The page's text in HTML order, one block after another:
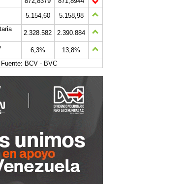
5.154,60
5.158,98
2.328.582
2.390.884
6,3%
13,8%
Fuente: BCV - BVC